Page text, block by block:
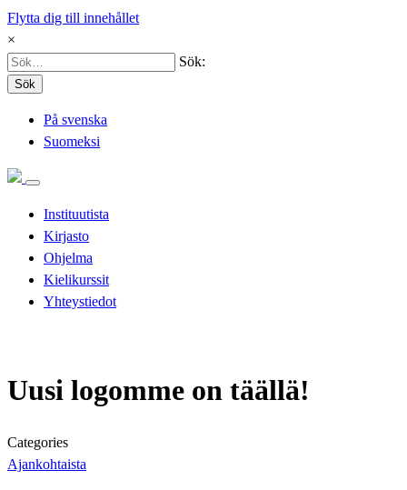
Flytta dig till innehållet
×
Sök:
Sök
På svenska
Suomeksi
Instituutista
Kirjasto
Ohjelma
Kielikurssit
Yhteystiedot
Uusi logomme on täällä!
Categories
Ajankohtaista